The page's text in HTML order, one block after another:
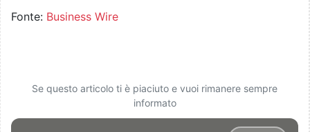
Fonte: Business Wire
Se questo articolo ti è piaciuto e vuoi rimanere sempre
informato